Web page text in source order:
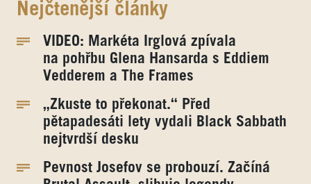
Nejčtenější články
VIDEO: Markéta Irglová zpívala
na pohřbu Glena Hansarda s Eddiem
Vedderem a The Frames
„Zkuste to překonat.“ Před
pětapadesáti lety vydali Black Sabbath
nejtvrdší desku
Pevnost Josefov se probouzí. Začíná